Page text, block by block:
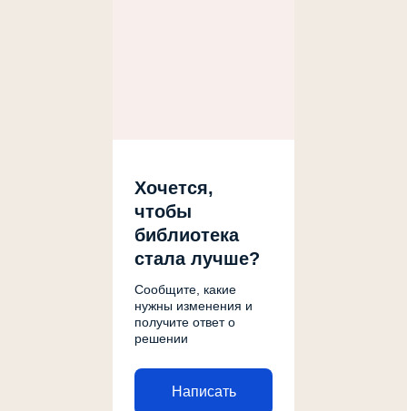
Хочется,
чтобы
библиотека
стала лучше?
Сообщите, какие
нужны изменения и
получите ответ о
решении
Написать